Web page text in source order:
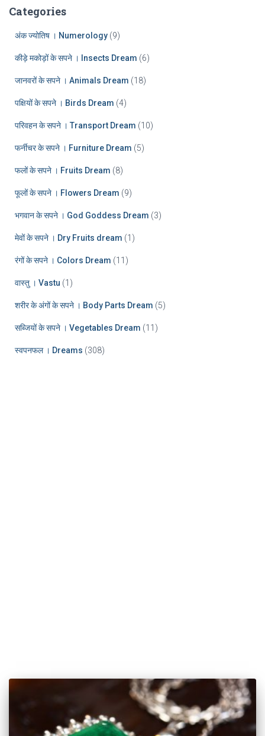
h
Categories
अंक ज्योतिष । Numerology (9)
कीड़े मकोड़ों के सपने । Insects Dream (6)
जानवरों के सपने । Animals Dream (18)
पक्षियों के सपने । Birds Dream (4)
परिवहन के सपने । Transport Dream (10)
फर्नीचर के सपने । Furniture Dream (5)
फलों के सपने । Fruits Dream (8)
फूलों के सपने । Flowers Dream (9)
भगवान के सपने । God Goddess Dream (3)
मेवों के सपने । Dry Fruits dream (1)
रंगों के सपने । Colors Dream (11)
वास्तु । Vastu (1)
शरीर के अंगों के सपने । Body Parts Dream (5)
सब्जियों के सपने । Vegetables Dream (11)
स्वपनफल । Dreams (308)